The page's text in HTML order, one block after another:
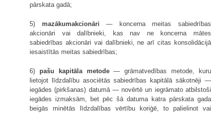
pārskata gadā;
5) mazākumakcionāri — koncerna meitas sabiedrības
akcionāri vai dalībnieki, kas nav ne koncerna mātes
sabiedrības akcionāri vai dalībnieki, ne arī citas konsolidācijā
iesaistītās meitas sabiedrības;
6) pašu kapitāla metode— grāmatvedības metode, kuru
lietojot līdzdalību asociētās sabiedrības kapitālā sākotnēji —
iegādes (pirkšanas) datumā — novērtē un iegrāmato atbilstoši
iegādes izmaksām, bet pēc šā datuma katra pārskata gada
beigās minētās līdzdalības vērtību koriģē, to palielinot vai